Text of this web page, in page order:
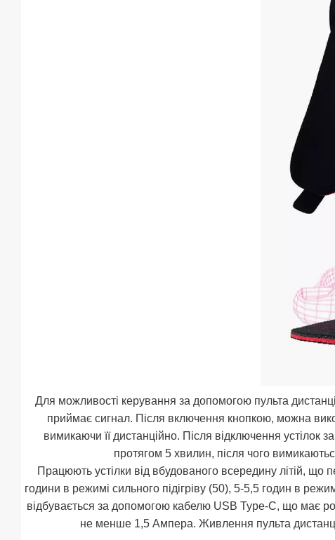
Для можливості керування за допомогою пульта
приймає сигнал. Після включення кнопкою, можна
вимикаючи її дистанційно. Після відключення
протягом 5 хвилин, після чого
Працюють устілки від вбудованого всередину літій,
години в режимі сильного підігріву (50), 5-5,5 годин в
відбувається за допомогою кабелю USB Type-C, що має
не менше 1,5 Ампера. Живлення пульта